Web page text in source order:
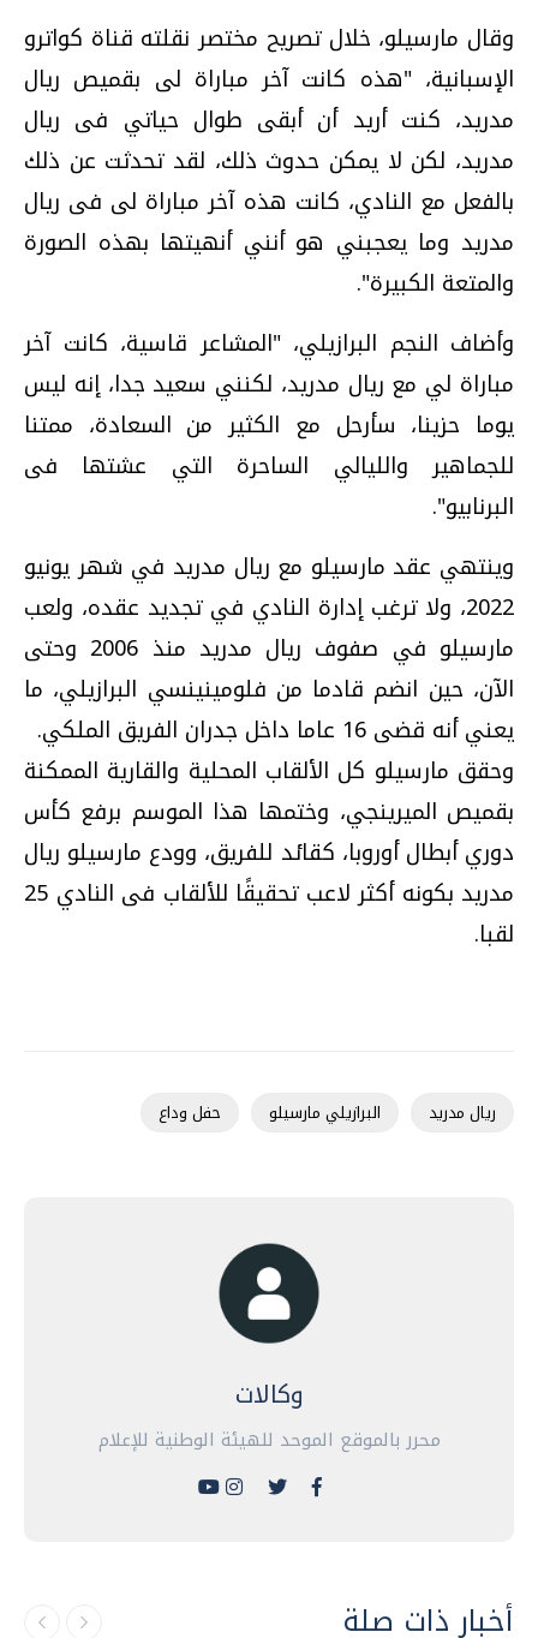
وقال مارسيلو، خلال تصريح مختصر نقلته قناة كواترو
الإسبانية، "هذه كانت آخر مباراة لى بقميص ريال
مدريد، كنت أريد أن أبقى طوال حياتي فى ريال
مدريد، لكن لا يمكن حدوث ذلك، لقد تحدثت عن ذلك
بالفعل مع النادي، كانت هذه آخر مباراة لى فى ريال
مدريد وما يعجبني هو أنني أنهيتها بهذه الصورة
والمتعة الكبيرة".
وأضاف النجم البرازيلي، "المشاعر قاسية، كانت آخر
مباراة لي مع ريال مدريد، لكنني سعيد جدا، إنه ليس
يوما حزينا، سأرحل مع الكثير من السعادة، ممتنا
للجماهير والليالي الساحرة التي عشتها فى
البرنابيو".
وينتهي عقد مارسيلو مع ريال مدريد في شهر يونيو
2022، ولا ترغب إدارة النادي في تجديد عقده، ولعب
مارسيلو في صفوف ريال مدريد منذ 2006 وحتى
الآن، حين انضم قادما من فلومينينسي البرازيلي، ما
يعني أنه قضى 16 عاما داخل جدران الفريق الملكي.
وحقق مارسيلو كل الألقاب المحلية والقارية الممكنة
بقميص الميرينجي، وختمها هذا الموسم برفع كأس
دوري أبطال أوروبا، كقائد للفريق، وودع مارسيلو ريال
مدريد بكونه أكثر لاعب تحقيقًا للألقاب فى النادي 25
لقبا.
ريال مدريد البرازيلي مارسيلو حفل وداع
وكالات
محرر بالموقع الموحد للهيئة الوطنية للإعلام
أخبار ذات صلة